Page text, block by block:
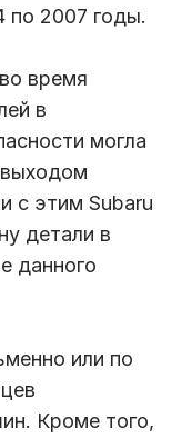
по 2007 годы.
время
в
могла
выходом
с этим Subaru
детали в
данного
или по
Кроме того,